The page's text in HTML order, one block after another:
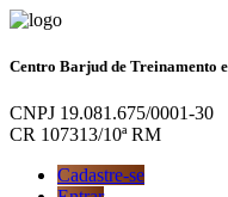
Centro Barjud de Treinamento
CNPJ 19.081.675/0001-30
CR 107313/10ª RM
Cadastre-se